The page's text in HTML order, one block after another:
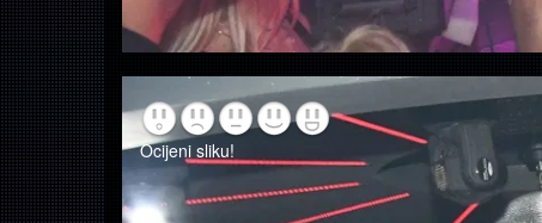
Ocijeni sliku!